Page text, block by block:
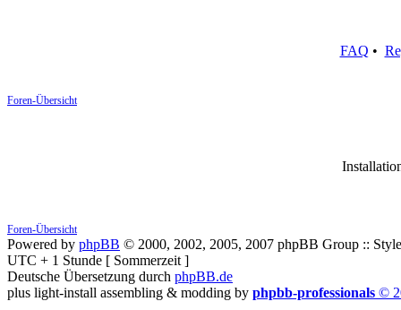
FAQ •
Foren-Übersicht
Foren-Übersicht
Powered by phpBB © 2000, 2002, 2005, 2007 phpBB Group ::
UTC + 1 Stunde [ Sommerzeit ]
Deutsche Übersetzung durch phpBB.de
plus light-install assembling & modding by phpbb-professionals ©